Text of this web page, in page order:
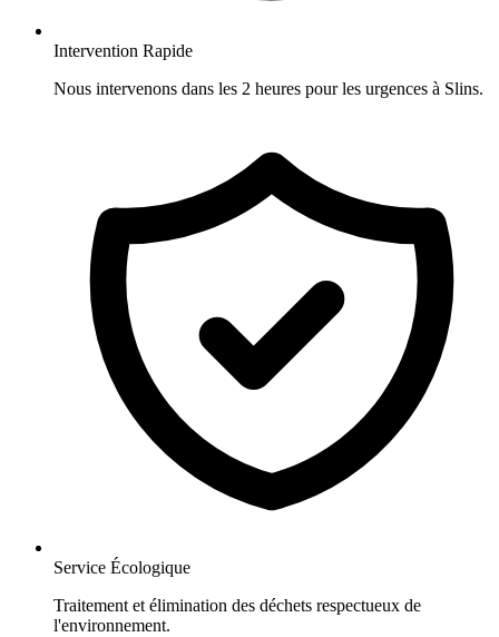
Intervention Rapide
Nous intervenons dans les 2 heures pour les urgences à Slins.
Service Écologique
Traitement et élimination des déchets respectueux de
l'environnement.